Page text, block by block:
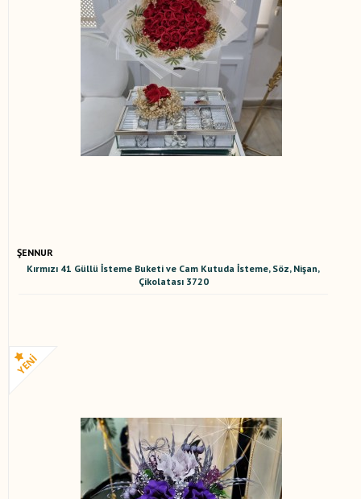
ŞENNUR
Kırmızı 41 Güllü İsteme Buketi ve Cam Kutuda İsteme, Söz, Nişan,
Çikolatası 3720